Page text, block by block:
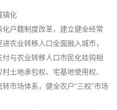
镇化
户籍制度改革，建立健全经常
农业转移人口全面融入城市，
与农业转移人口市民化挂钩相
土地承包权、宅基地使用权、
市场体系，健全农户“三权”市场